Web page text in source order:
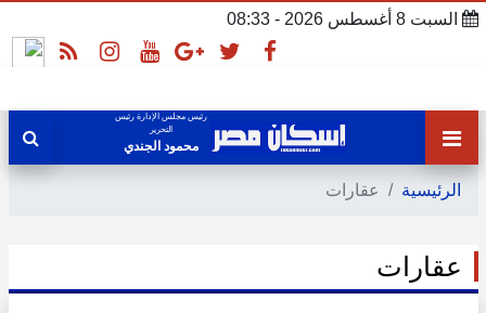
السبت 8 أغسطس 2026 - 08:33
رئيس مجلس الإدارة رئيس
التحرير
محمود الجندي
الرئيسية عقارات
عقارات